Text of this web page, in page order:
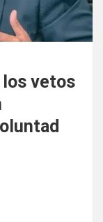
vetos